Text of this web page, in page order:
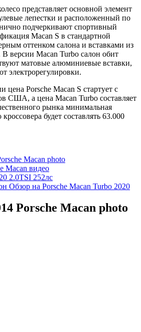
представляет основной элемент
лепестки и расположенный по
подчеркивают спортивный
Macan S в стандартной
оттенком салона и вставками из
В версии Macan Turbo салон обит
матовые алюминиевые вставки,
электрорегулировки.
цена Porsche Macan S стартует с
США, а цена Macan Turbo составляет
рынка минимальная
будет составлять 63.000
Macan photo
Macan видео
2.0TSI 252лс
Обзор на Porsche Macan Turbo 2020
Porsche Macan photo